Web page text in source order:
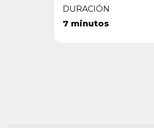
DURACIÓN
7 minutos